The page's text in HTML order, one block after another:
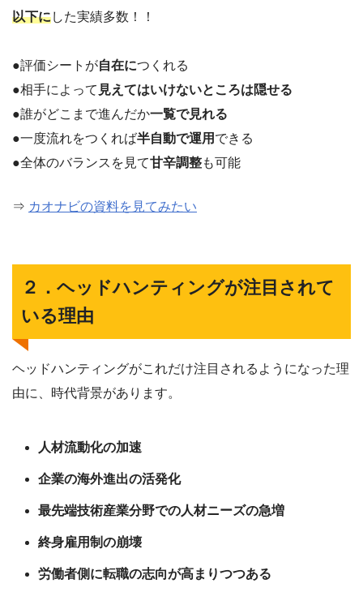
以下にした実績多数！！
●評価シートが自在につくれる
●相手によって 見えてはいけないところは隠せる
●誰がどこまで進んだか一覧で見れる
●一度流れをつくれば半自動で運用 できる
●全体のバランスを見て甘辛調整も可能
⇒ カオナビの資料を見てみたい
２．ヘッドハンティングが注目されて
いる理由
ヘッドハンティングがこれだけ注目されるようになった理
由に、時代背景があります。
人材流動化の加速
企業の海外進出の活発化
最先端技術産業分野での人材ニーズの急増
終身雇用制の崩壊
労働者側に転職の志向が高まりつつある